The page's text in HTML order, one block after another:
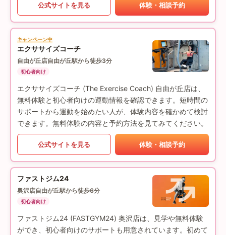
公式サイトを見る 体験・相談予約
キャンペーン中
エクササイズコーチ
自由が丘店自由が丘駅から徒歩3分
初心者向け
エクササイズコーチ (The Exercise Coach) 自由が丘店は、
無料体験と初心者向けの運動情報を確認できます。短時間の
サポートから運動を始めたい人が、体験内容を確かめて検討
できます。無料体験の内容と予約方法を見てみてください。
公式サイトを見る 体験・相談予約
ファストジム24
奥沢店自由が丘駅から徒歩6分
初心者向け
ファストジム24 (FASTGYM24) 奥沢店は、見学や無料体験
ができ、初心者向けのサポートも用意されています。初めて